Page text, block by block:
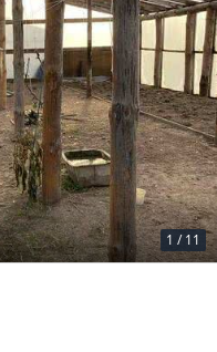
1 / 11